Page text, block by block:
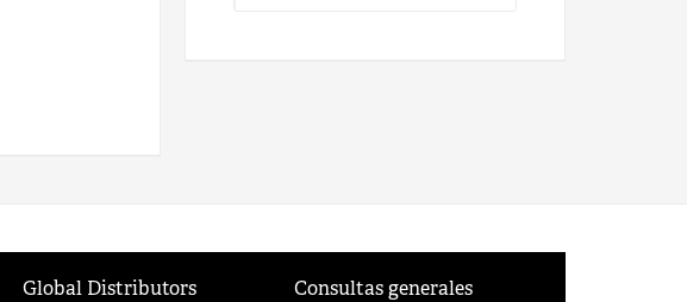
Global Distributors Consultas generales